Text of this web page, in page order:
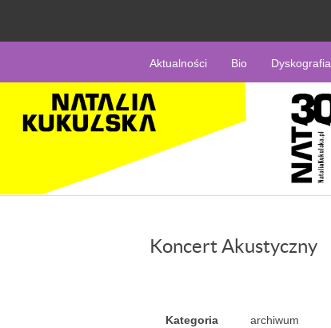
Aktualności Bio Dyskografia
Koncert Akustyczny
Kategoria
archiwum